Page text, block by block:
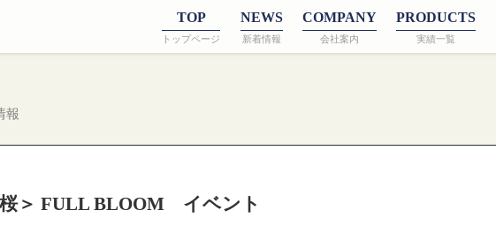
TOP
トップページ
NEWS
新着情報
COMPANY
会社案内
PRODUCTS
実績一覧
報
＞ FULL BLOOM イベント